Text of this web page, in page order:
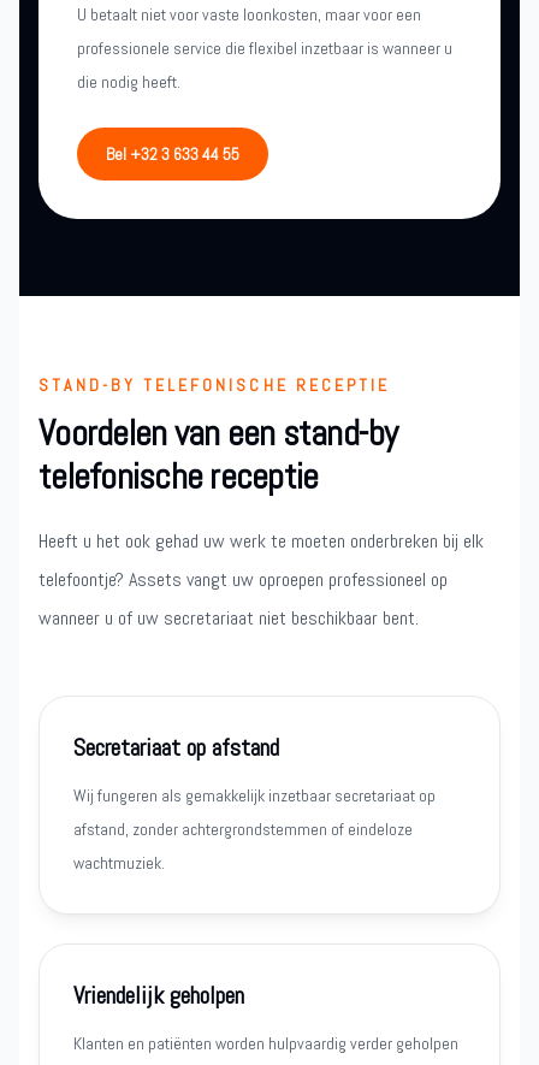
U betaalt niet voor vaste loonkosten, maar voor een
professionele service die flexibel inzetbaar is wanneer u
die nodig heeft.
Bel +32 3 633 44 55
STAND-BY TELEFONISCHE RECEPTIE
Voordelen van een stand-by
telefonische receptie
Heeft u het ook gehad uw werk te moeten onderbreken bij elk
telefoontje? Assets vangt uw oproepen professioneel op
wanneer u of uw secretariaat niet beschikbaar bent.
Secretariaat op afstand
Wij fungeren als gemakkelijk inzetbaar secretariaat op
afstand, zonder achtergrondstemmen of eindeloze
wachtmuziek.
Vriendelijk geholpen
Klanten en patiënten worden hulpvaardig verder geholpen